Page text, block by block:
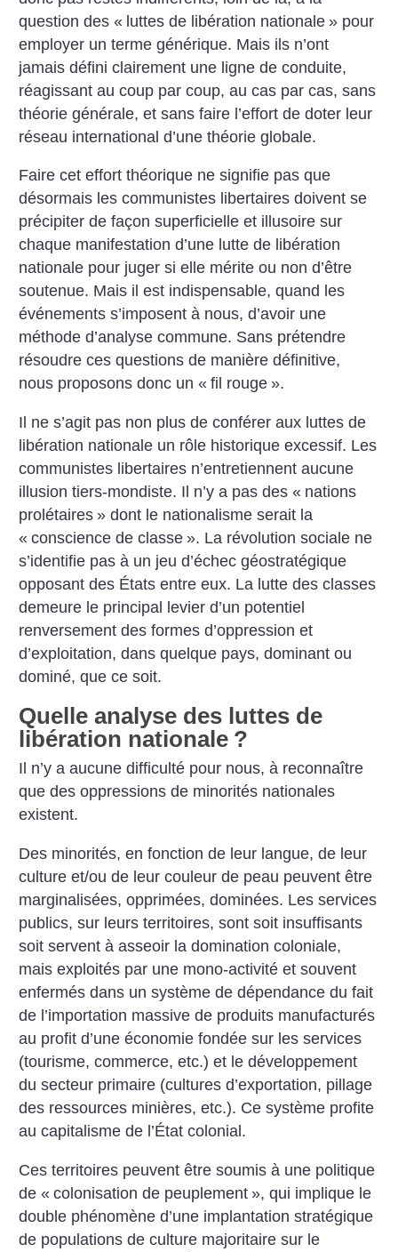
question des « luttes de libération nationale » pour
employer un terme générique. Mais ils n’ont
jamais défini clairement une ligne de conduite,
réagissant au coup par coup, au cas par cas, sans
théorie générale, et sans faire l’effort de doter leur
réseau international d’une théorie globale.
Faire cet effort théorique ne signifie pas que
désormais les communistes libertaires doivent se
précipiter de façon superficielle et illusoire sur
chaque manifestation d’une lutte de libération
nationale pour juger si elle mérite ou non d’être
soutenue. Mais il est indispensable, quand les
événements s’imposent à nous, d’avoir une
méthode d’analyse commune. Sans prétendre
résoudre ces questions de manière définitive,
nous proposons donc un « fil rouge ».
Il ne s’agit pas non plus de conférer aux luttes de
libération nationale un rôle historique excessif. Les
communistes libertaires n’entretiennent aucune
illusion tiers-mondiste. Il n’y a pas des « nations
prolétaires » dont le nationalisme serait la
« conscience de classe ». La révolution sociale ne
s’identifie pas à un jeu d’échec géostratégique
opposant des États entre eux. La lutte des classes
demeure le principal levier d’un potentiel
renversement des formes d’oppression et
d’exploitation, dans quelque pays, dominant ou
dominé, que ce soit.
Quelle analyse des luttes de
libération nationale ?
Il n’y a aucune difficulté pour nous, à reconnaître
que des oppressions de minorités nationales
existent.
Des minorités, en fonction de leur langue, de leur
culture et/ou de leur couleur de peau peuvent être
marginalisées, opprimées, dominées. Les services
publics, sur leurs territoires, sont soit insuffisants
soit servent à asseoir la domination coloniale,
mais exploités par une mono-activité et souvent
enfermés dans un système de dépendance du fait
de l’importation massive de produits manufacturés
au profit d’une économie fondée sur les services
(tourisme, commerce, etc.) et le développement
du secteur primaire (cultures d’exportation, pillage
des ressources minières, etc.). Ce système profite
au capitalisme de l’État colonial.
Ces territoires peuvent être soumis à une politique
de « colonisation de peuplement », qui implique le
double phénomène d’une implantation stratégique
de populations de culture majoritaire sur le